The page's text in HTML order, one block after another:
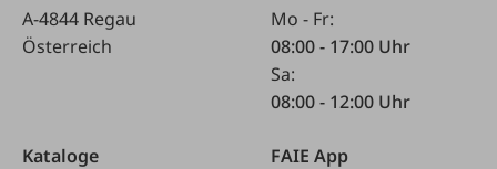
A-4844 Regau
Österreich
Mo - Fr:
08:00 - 17:00 Uhr
Sa:
08:00 - 12:00 Uhr
Kataloge
FAIE App